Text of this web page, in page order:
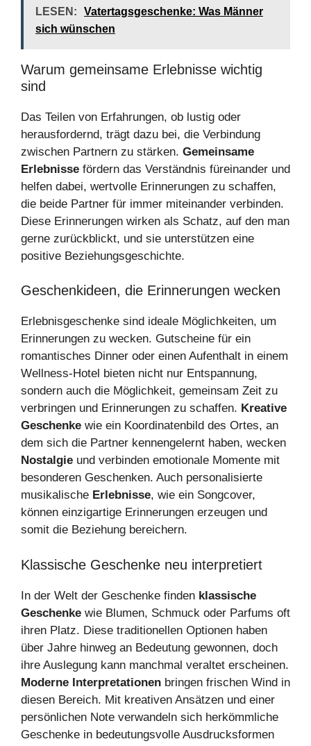
LESEN:
Vatertagsgeschenke: Was Männer
sich wünschen
Warum gemeinsame Erlebnisse wichtig
sind
Das Teilen von Erfahrungen, ob lustig oder
herausfordernd, trägt dazu bei, die Verbindung
zwischen Partnern zu stärken. Gemeinsame
Erlebnisse fördern das Verständnis füreinander und
helfen dabei, wertvolle Erinnerungen zu schaffen,
die beide Partner für immer miteinander verbinden.
Diese Erinnerungen wirken als Schatz, auf den man
gerne zurückblickt, und sie unterstützen eine
positive Beziehungsgeschichte.
Geschenkideen, die Erinnerungen wecken
Erlebnisgeschenke sind ideale Möglichkeiten, um
Erinnerungen zu wecken. Gutscheine für ein
romantisches Dinner oder einen Aufenthalt in einem
Wellness-Hotel bieten nicht nur Entspannung,
sondern auch die Möglichkeit, gemeinsam Zeit zu
verbringen und Erinnerungen zu schaffen. Kreative
Geschenke wie ein Koordinatenbild des Ortes, an
dem sich die Partner kennengelernt haben, wecken
Nostalgie und verbinden emotionale Momente mit
besonderen Geschenken. Auch personalisierte
musikalische Erlebnisse, wie ein Songcover,
können einzigartige Erinnerungen erzeugen und
somit die Beziehung bereichern.
Klassische Geschenke neu interpretiert
In der Welt der Geschenke finden klassische
Geschenke wie Blumen, Schmuck oder Parfums oft
ihren Platz. Diese traditionellen Optionen haben
über Jahre hinweg an Bedeutung gewonnen, doch
ihre Auslegung kann manchmal veraltet erscheinen.
Moderne Interpretationen bringen frischen Wind in
diesen Bereich. Mit kreativen Ansätzen und einer
persönlichen Note verwandeln sich herkömmliche
Geschenke in bedeutungsvolle Ausdrucksformen